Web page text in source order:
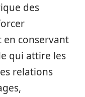
des
en conservant
qui attire les
relations